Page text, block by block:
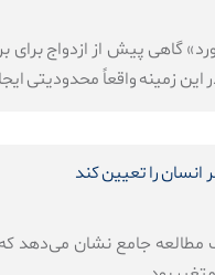
گاهی پیش از ازدواج برای
زمینه واقعاً محدودیتی
انسان را تعیین کند